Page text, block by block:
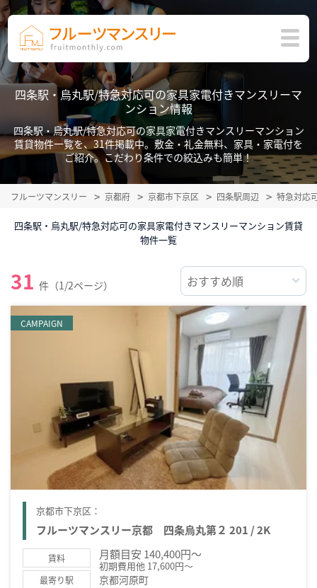
四条駅・烏丸駅/特急対応可の家具家電付きマンスリーマ
ンション情報
四条駅・烏丸駅/特急対応可の家具家電付きマンスリーマンション
賃貸物件一覧を、31件掲載中。敷金・礼金無料、家具・家電付を
ご紹介。こだわり条件での絞込みも簡単！
フルーツマンスリー 京都府 京都市下京区 四条駅周辺 特急対応
四条駅・烏丸駅/特急対応可の家具家電付きマンスリーマンション賃貸
物件一覧
31 件（1/2ページ）
CAMPAIGN
京都市下京区：
フルーツマンスリー京都 四条烏丸第２ 201 / 2K
賃料 月額目安 140,400円～
初期費用他 17,600円～
最寄り駅 京都河原町